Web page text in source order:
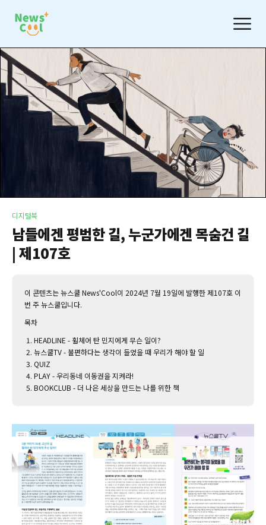
디지털북
남들에겐 평범한 길, 누군가에겐 목숨건 길
| 제107호
이 콘텐츠는 뉴스쿨 News'Cool이 2024년 7월 19일에 발행한 제107호 이
번 주 뉴스쿨입니다.‌
목차
HEADLINE - 휠체어 탄 민지에게 무슨 일이?
뉴스쿨TV - 불편하다는 생각이 들었을 때 우리가 해야 할 일
QUIZ
PLAY - 우리동네 이동권을 지켜라!
BOOKCLUB - 더 나은 세상을 만드는 나를 위한 책